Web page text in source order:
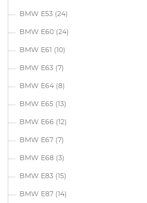
BMW E53 (24)
BMW E60 (24)
BMW E61 (10)
BMW E63 (7)
BMW E64 (8)
BMW E65 (13)
BMW E66 (12)
BMW E67 (7)
BMW E68 (3)
BMW E83 (15)
BMW E87 (14)